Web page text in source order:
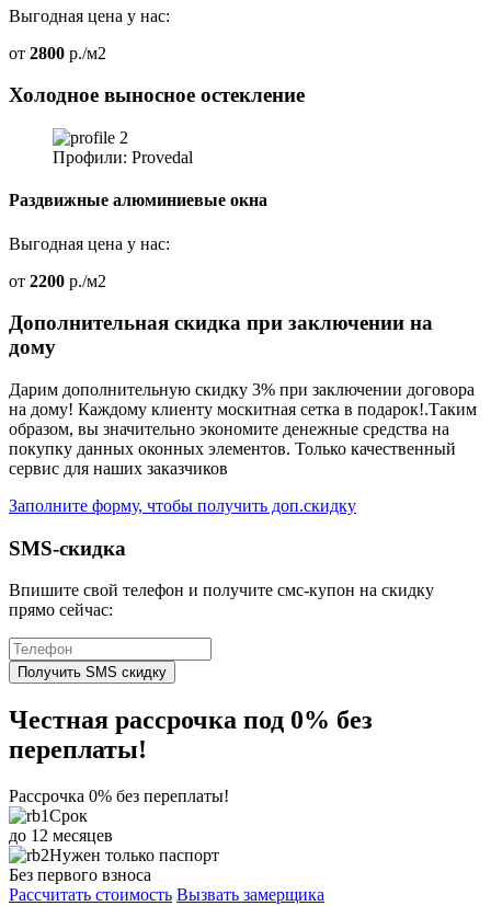
Выгодная цена у нас:
от 2800 р./м2
Холодное выносное остекление
Профили: Provedal
Раздвижные алюминиевые окна
Выгодная цена у нас:
от 2200 р./м2
Дополнительная скидка при заключении на
дому
Дарим дополнительную скидку 3% при заключении договора
на дому! Каждому клиенту москитная сетка в подарок!.Таким
образом, вы значительно экономите денежные средства на
покупку данных оконных элементов. Только качественный
сервис для наших заказчиков
Заполните форму, чтобы получить доп.скидку
SMS-скидка
Впишите свой телефон и получите смс-купон на скидку
прямо сейчас:
Получить SMS скидку
Честная рассрочка под 0% без
переплаты!
Рассрочка 0% без переплаты!
Срок
до 12 месяцев
Нужен только паспорт
Без первого взноса
Рассчитать стоимость Вызвать замерщика